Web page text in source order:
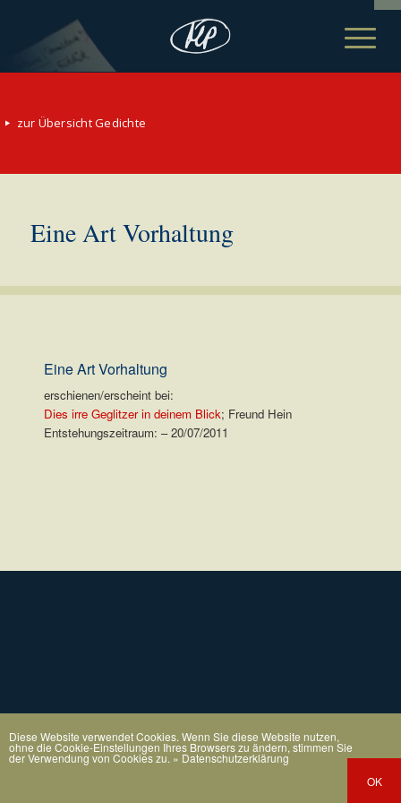
zur Übersicht Gedichte
Eine Art Vorhaltung
Eine Art Vorhaltung
erschienen/erscheint bei:
Dies irre Geglitzer in deinem Blick; Freund Hein
Entstehungszeitraum: – 20/07/2011
Diese Website verwendet Cookies. Wenn Sie diese Website nutzen,
ohne die Cookie-Einstellungen Ihres Browsers zu ändern, stimmen Sie
der Verwendung von Cookies zu. » Datenschutzerklärung
OK